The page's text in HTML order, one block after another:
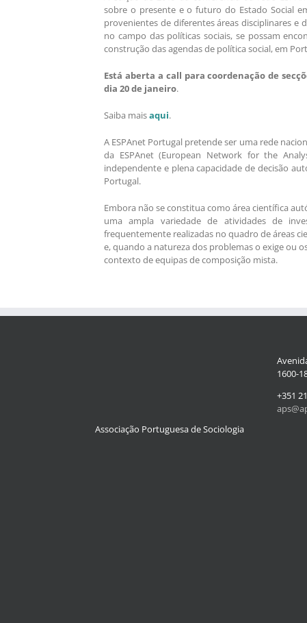
sobre o presente e o futuro do Estado Social
provenientes de diferentes áreas disciplinares e
no campo das políticas sociais, se possam
construção das agendas de política social, em
Está aberta a call para coordenação de
dia 20 de janeiro.
Saiba maisaqui.
A ESPAnet Portugal pretende ser uma rede
da ESPAnet (European Network for the
independente e plena capacidade de decisão
Portugal.
Embora não se constitua como área científica
uma ampla variedade de atividades de
frequentemente realizadas no quadro de áreas
e, quando a natureza dos problemas o exige ou
contexto de equipas de composição mista.
Associação Portuguesa de Sociologia
1600-
+351